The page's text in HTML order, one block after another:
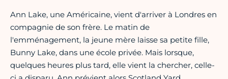
Ann Lake, une Américaine, vient d'arriver à Londres en
compagnie de son frère. Le matin de
l'emménagement, la jeune mère laisse sa petite fille,
Bunny Lake, dans une école privée. Mais lorsque,
quelques heures plus tard, elle vient la chercher, celle-